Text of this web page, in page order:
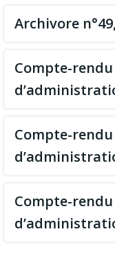
Archivore
Compte-
Compte-
Compte-